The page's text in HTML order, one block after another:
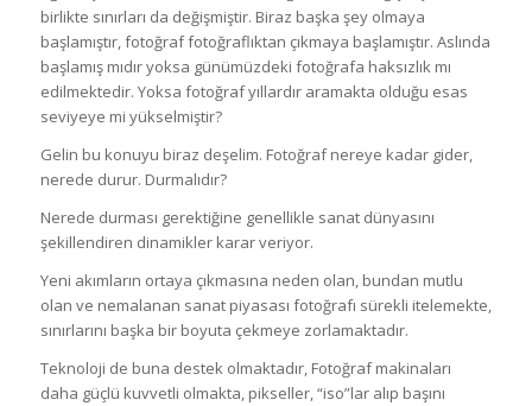
birlikte sınırları da değişmiştir. Biraz başka şey olmaya
başlamıştır, fotoğraf fotoğraflıktan çıkmaya başlamıştır. Aslında
başlamış mıdır yoksa günümüzdeki fotoğrafa haksızlık mı
edilmektedir. Yoksa fotoğraf yıllardır aramakta olduğu esas
seviyeye mi yükselmiştir?
Gelin bu konuyu biraz deşelim. Fotoğraf nereye kadar gider,
nerede durur. Durmalıdır?
Nerede durması gerektiğine genellikle sanat dünyasını
şekillendiren dinamikler karar veriyor.
Yeni akımların ortaya çıkmasına neden olan, bundan mutlu
olan ve nemalanan sanat piyasası fotoğrafı sürekli itelemekte,
sınırlarını başka bir boyuta çekmeye zorlamaktadır.
Teknoloji de buna destek olmaktadır, Fotoğraf makinaları
daha güçlü kuvvetli olmakta, pikseller, “iso”lar alıp başını